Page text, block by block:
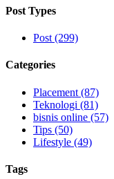
Post Types
Post (299)
Categories
Placement (87)
Teknologi (81)
bisnis online (57)
Tips (50)
Lifestyle (49)
Tags